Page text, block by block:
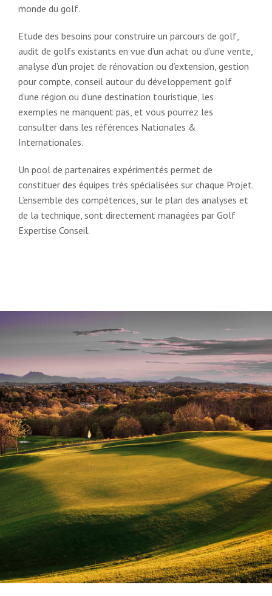
monde du golf.
Etude des besoins pour construire un parcours de golf,
audit de golfs existants en vue d’un achat ou d’une vente,
analyse d’un projet de rénovation ou d’extension, gestion
pour compte, conseil autour du développement golf
d’une région ou d’une destination touristique, les
exemples ne manquent pas, et vous pourrez les
consulter dans les références Nationales &
Internationales.
Un pool de partenaires expérimentés permet de
constituer des équipes très spécialisées sur chaque Projet.
L’ensemble des compétences, sur le plan des analyses et
de la technique, sont directement managées par Golf
Expertise Conseil.